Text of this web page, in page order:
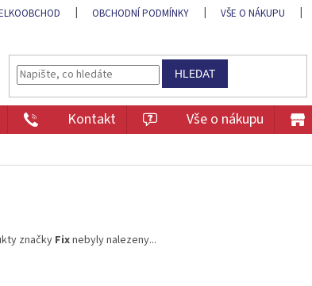
OBCHODNÍ PODMÍNKY VŠE O NÁKUPU
HLEDAT
Kontakt Vše o nákupu
značky Fixnebyly nalezeny...